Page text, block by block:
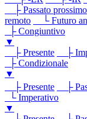
├ Passato prossimo
remoto
└ Futuro
├ Congiuntivo
▼
├ Presente
├
├ Condizionale
▼
├ Presente
├
└ Imperativo
▼